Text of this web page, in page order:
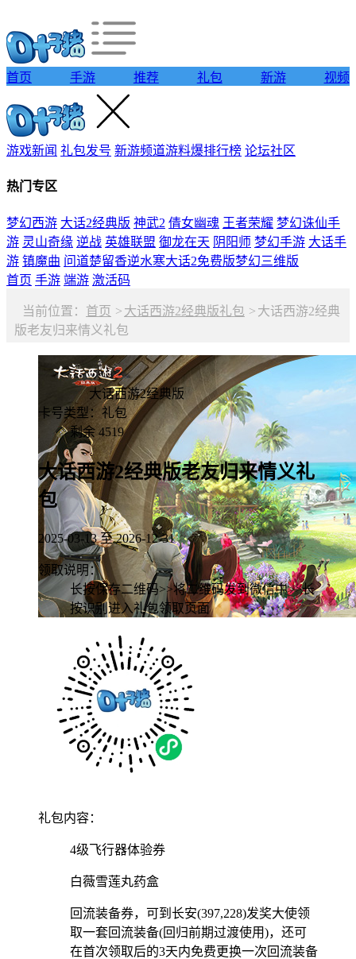
首页 手游 推荐 礼包 新游 视频
游戏新闻 礼包发号 新游频道游料爆排行榜 论坛社区
热门专区
梦幻西游 大话2经典版 神武2 倩女幽魂 王者荣耀 梦幻诛仙手
游 灵山奇缘 逆战 英雄联盟 御龙在天 阴阳师 梦幻手游 大话手
游 镇魔曲 问道楚留香逆水寒大话2免费版梦幻三维版
首页 手游 端游 激活码
当前位置： 首页 > 大话西游2经典版礼包 > 大话西游2经典
版老友归来情义礼包
大话西游2经典版
游客领取
卡号类型：礼包
剩余 4519
大话西游2经典版老友归来情义礼
包
2025-03-13 至 2026-12-31
领取说明：
长按保存二维码>>将二维码发到微信中>>长
按识别进入礼包领取页面
礼包内容：
4级飞行器体验券
白薇雪莲丸药盒
回流装备券，可到长安(397,228)发奖大使领
取一套回流装备(回归前期过渡使用)，还可
在首次领取后的3天内免费更换一次回流装备